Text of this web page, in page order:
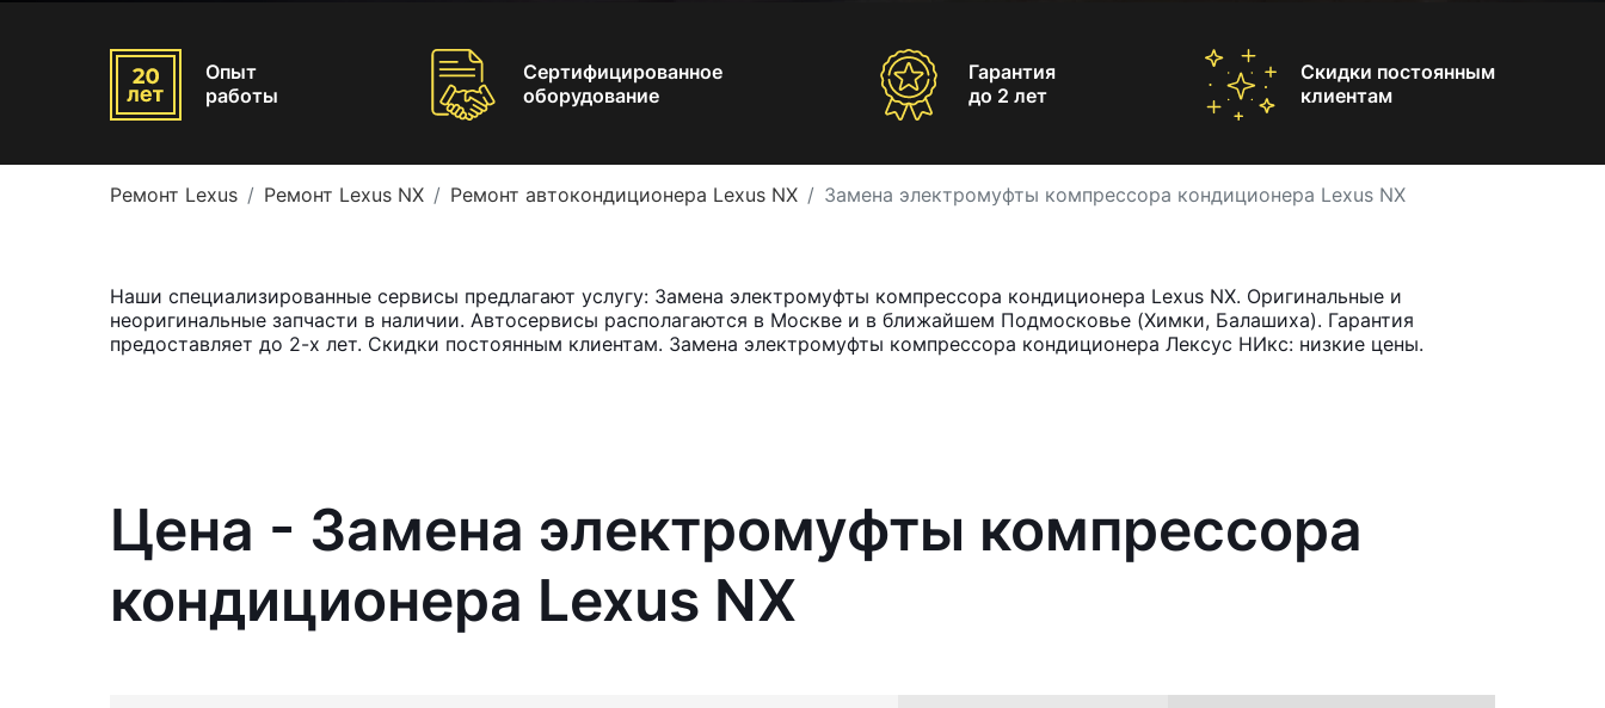
Опыт
работы
Сертифицированное
оборудование
Гарантия
до 2 лет
Скидки постоянным
клиентам
Ремонт Lexus Ремонт Lexus NX Ремонт автокондиционера Lexus NX Замена электромуфты компрессора кондиционера Lexus NX
Наши специализированные сервисы предлагают услугу: Замена электромуфты компрессора кондиционера Lexus NX. Оригинальные и
неоригинальные запчасти в наличии. Автосервисы располагаются в Москве и в ближайшем Подмосковье (Химки, Балашиха). Гарантия
предоставляет до 2-х лет. Скидки постоянным клиентам. Замена электромуфты компрессора кондиционера Лексус НИкс: низкие цены.
Цена - Замена электромуфты компрессора
кондиционера Lexus NX